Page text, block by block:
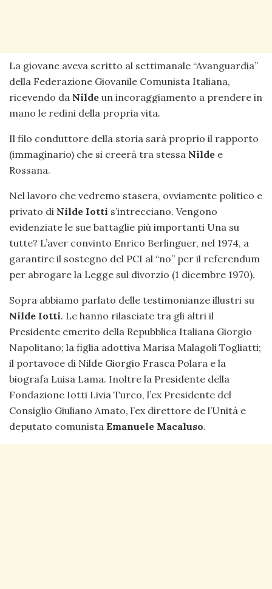
La giovane aveva scritto al settimanale “Avanguardia”
della Federazione Giovanile Comunista Italiana,
ricevendo da Nilde un incoraggiamento a prendere in
mano le redini della propria vita.
Il filo conduttore della storia sarà proprio il rapporto
(immaginario) che si creerà tra stessa Nilde e
Rossana.
Nel lavoro che vedremo stasera, ovviamente politico e
privato di Nilde Iotti s’intrecciano. Vengono
evidenziate le sue battaglie più importanti Una su
tutte? L’aver convinto Enrico Berlinguer, nel 1974, a
garantire il sostegno del PCI al “no” per il referendum
per abrogare la Legge sul divorzio (1 dicembre 1970).
Sopra abbiamo parlato delle testimonianze illustri su
Nilde Iotti. Le hanno rilasciate tra gli altri il
Presidente emerito della Repubblica Italiana Giorgio
Napolitano; la figlia adottiva Marisa Malagoli Togliatti;
il portavoce di Nilde Giorgio Frasca Polara e la
biografa Luisa Lama. Inoltre la Presidente della
Fondazione Iotti Livia Turco, l’ex Presidente del
Consiglio Giuliano Amato, l’ex direttore de l’Unità e
deputato comunista Emanuele Macaluso.